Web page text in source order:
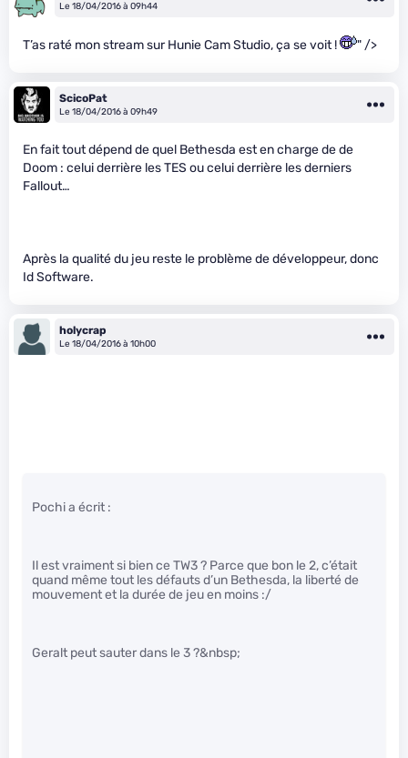
Le 18/04/2016 à 09h44
T’as raté mon stream sur Hunie Cam Studio, ça se voit ! " />
ScicoPat
Le 18/04/2016 à 09h49
En fait tout dépend de quel Bethesda est en charge de de
Doom : celui derrière les TES ou celui derrière les derniers
Fallout…
Après la qualité du jeu reste le problème de développeur, donc
Id Software.
holycrap
Le 18/04/2016 à 10h00
Pochi a écrit :
Il est vraiment si bien ce TW3 ? Parce que bon le 2, c’était
quand même tout les défauts d’un Bethesda, la liberté de
mouvement et la durée de jeu en moins :/
Geralt peut sauter dans le 3 ?&nbsp;